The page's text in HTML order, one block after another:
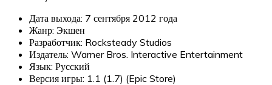
Дата выхода: 7 сентября 2012 года
Жанр: Экшен
Разработчик: Rocksteady Studios
Издатель: Warner Bros. Interactive Entertainment
Язык: Русский
Версия игры: 1.1 (1.7) (Epic Store)